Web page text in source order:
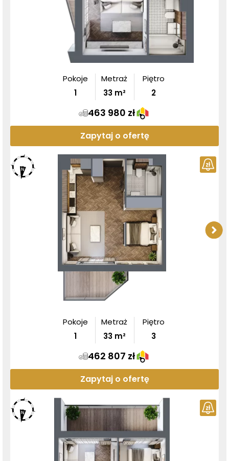
Pokoje
1
Metraż
33m²
Piętro
2
463 980 zł
Zapytaj o ofertę
Pokoje
1
Metraż
33m²
Piętro
3
462 807 zł
Zapytaj o ofertę